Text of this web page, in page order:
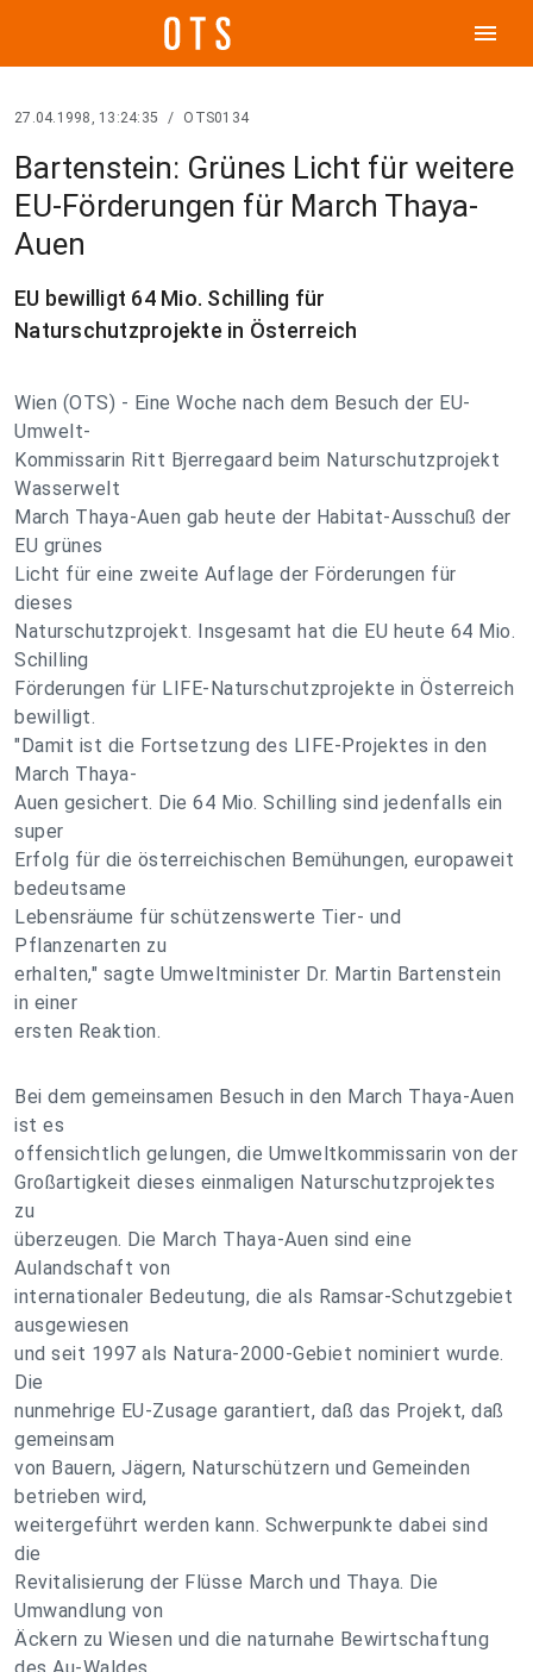
menu
27.04.1998, 13:24:35 / OTS0134
Bartenstein: Grünes Licht für weitere
EU-Förderungen für March Thaya-
Auen
EU bewilligt 64 Mio. Schilling für
Naturschutzprojekte in Österreich
Wien (OTS) - Eine Woche nach dem Besuch der EU-
Umwelt-
Kommissarin Ritt Bjerregaard beim Naturschutzprojekt
Wasserwelt
March Thaya-Auen gab heute der Habitat-Ausschuß der
EU grünes
Licht für eine zweite Auflage der Förderungen für
dieses
Naturschutzprojekt. Insgesamt hat die EU heute 64 Mio.
Schilling
Förderungen für LIFE-Naturschutzprojekte in Österreich
bewilligt.
"Damit ist die Fortsetzung des LIFE-Projektes in den
March Thaya-
Auen gesichert. Die 64 Mio. Schilling sind jedenfalls ein
super
Erfolg für die österreichischen Bemühungen, europaweit
bedeutsame
Lebensräume für schützenswerte Tier- und
Pflanzenarten zu
erhalten," sagte Umweltminister Dr. Martin Bartenstein
in einer
ersten Reaktion.
Bei dem gemeinsamen Besuch in den March Thaya-Auen
ist es
offensichtlich gelungen, die Umweltkommissarin von der
Großartigkeit dieses einmaligen Naturschutzprojektes
zu
überzeugen. Die March Thaya-Auen sind eine
Aulandschaft von
internationaler Bedeutung, die als Ramsar-Schutzgebiet
ausgewiesen
und seit 1997 als Natura-2000-Gebiet nominiert wurde.
Die
nunmehrige EU-Zusage garantiert, daß das Projekt, daß
gemeinsam
von Bauern, Jägern, Naturschützern und Gemeinden
betrieben wird,
weitergeführt werden kann. Schwerpunkte dabei sind
die
Revitalisierung der Flüsse March und Thaya. Die
Umwandlung von
Äckern zu Wiesen und die naturnahe Bewirtschaftung